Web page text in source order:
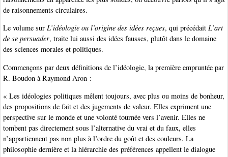
de raisonnements circulaires.
Le volume sur L’idéologie ou l’origine des idées reçues, qui précédait L’art
de se persuader, traite lui aussi des idées fausses, plutôt dans le domaine
des sciences morales et politiques.
Commençons par deux définitions de l’idéologie, la première empruntée par
R. Boudon à Raymond Aron :
« Les idéologies politiques mêlent toujours, avec plus ou moins de bonheur,
des propositions de fait et des jugements de valeur. Elles expriment une
perspective sur le monde et une volonté tournée vers l’avenir. Elles ne
tombent pas directement sous l’alternative du vrai et du faux, elles
n’appartiennent pas non plus à l’ordre du goût et des couleurs. La
philosophie dernière et la hiérarchie des préférences appellent le dialogue